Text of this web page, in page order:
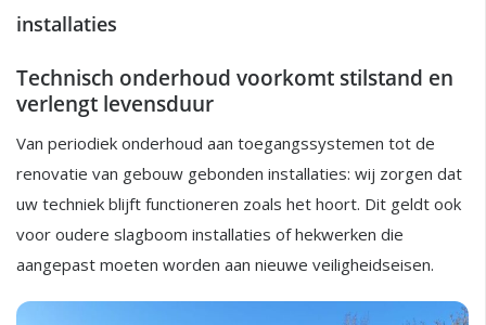
installaties
Technisch onderhoud voorkomt stilstand en
verlengt levensduur
Van periodiek onderhoud aan toegangssystemen tot de
renovatie van gebouw gebonden installaties: wij zorgen dat
uw techniek blijft functioneren zoals het hoort. Dit geldt ook
voor oudere slagboom installaties of hekwerken die
aangepast moeten worden aan nieuwe veiligheidseisen.